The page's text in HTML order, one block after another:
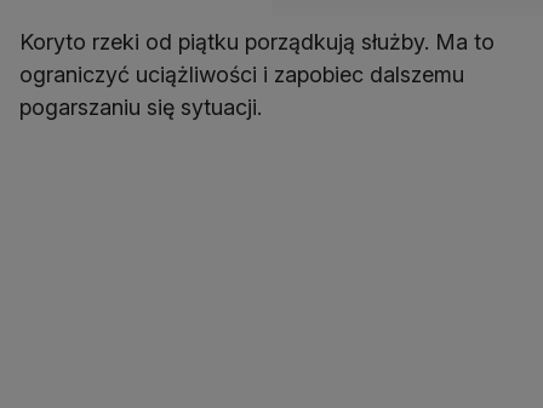
Koryto rzeki od piątku porządkują służby. Ma to
ograniczyć uciążliwości i zapobiec dalszemu
pogarszaniu się sytuacji.